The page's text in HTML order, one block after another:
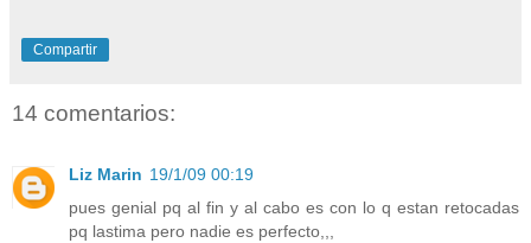
Compartir
14 comentarios:
Liz Marin 19/1/09 00:19
pues genial pq al fin y al cabo es con lo q estan retocadas
pq lastima pero nadie es perfecto,,,